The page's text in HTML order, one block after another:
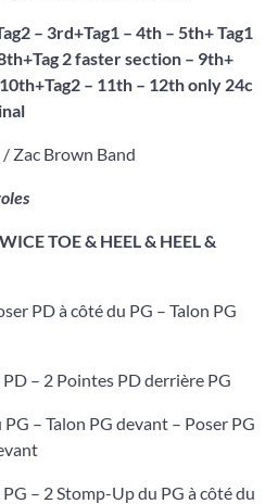
– 3rd+Tag1 – 4th – 5th+ Tag1
2 faster section – 9th+
– 11th – 12th only 24c
Zac Brown Band
TOE & HEEL & HEEL &
PD à côté du PG – Talon PG
– 2 Pointes PD derrière PG
– Talon PG devant – Poser PG
– 2 Stomp-Up du PG à côté du